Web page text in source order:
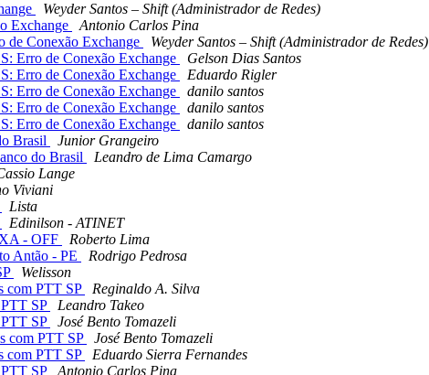
Weyder Santos – Shift (Administrador de Redes)
Exchange
Antonio Carlos Pina
de Conexão Exchange
Weyder Santos – Shift (Administrador de Redes)
Erro de Conexão Exchange
Gelson Dias Santos
Erro de Conexão Exchange
Eduardo Rigler
Erro de Conexão Exchange
danilo santos
Erro de Conexão Exchange
danilo santos
Erro de Conexão Exchange
danilo santos
Brasil
Junior Grangeiro
do Brasil
Leandro de Lima Camargo
Lange
Viviani
Lista
Edinilson - ATINET
- OFF
Roberto Lima
Antão - PE
Rodrigo Pedrosa
Welisson
com PTT SP
Reginaldo A. Silva
SP
Leandro Takeo
SP
José Bento Tomazeli
com PTT SP
José Bento Tomazeli
com PTT SP
Eduardo Sierra Fernandes
SP
Antonio Carlos Pina